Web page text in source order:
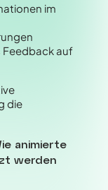
im
Feedback auf
die
animierte
werden